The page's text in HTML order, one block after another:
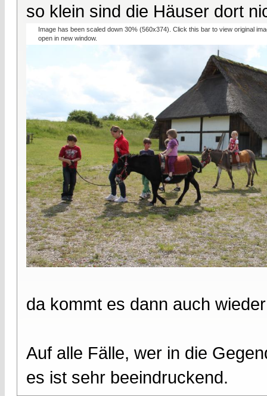
so klein sind die Häuser dort
Image has been scaled down 30% (560x374). Click this bar to view original
open in new window.
da kommt es dann auch
Auf alle Fälle, wer in die
es ist sehr beeindruckend.